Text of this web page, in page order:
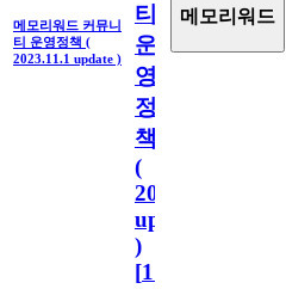
메모리워드 커뮤니
티 운영정책 (
2023.11.1 update )
티
운
영
정
책
(
2023.11.1
update
)
[110
메모리워드